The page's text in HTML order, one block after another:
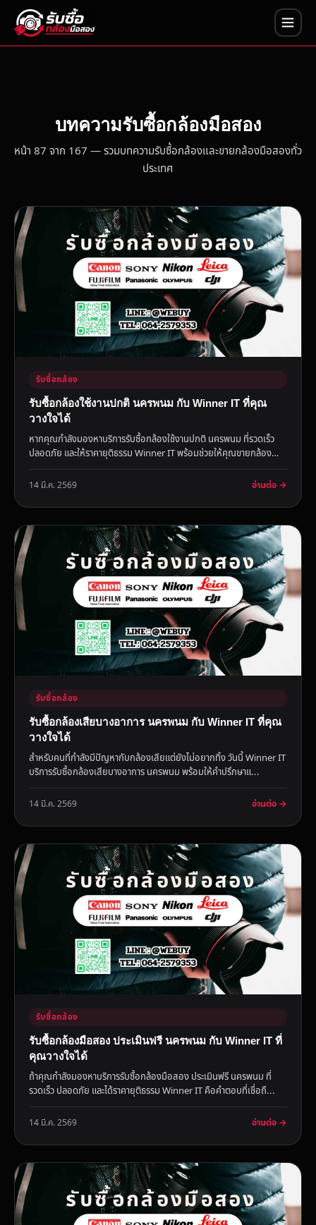
บทความรับซื้อกล้องมือสอง
หน้า 87 จาก 167 — รวมบทความรับซื้อกล้องและขายกล้องมือสองทั่ว
ประเทศ
รับซื้อกล้อง
รับซื้อกล้องใช้งานปกติ นครพนม กับ Winner IT ที่คุณ
วางใจได้
หากคุณกำลังมองหาบริการรับซื้อกล้องใช้งานปกติ นครพนม ที่รวดเร็ว
ปลอดภัย และให้ราคายุติธรรม Winner IT พร้อมช่วยให้คุณขายกล้อง
ได...
14 มี.ค. 2569 อ่านต่อ →
รับซื้อกล้อง
รับซื้อกล้องเสียบางอาการ นครพนม กับ Winner IT ที่คุณ
วางใจได้
สำหรับคนที่กำลังมีปัญหากับกล้องเสียแต่ยังไม่อยากทิ้ง วันนี้ Winner IT
บริการรับซื้อกล้องเสียบางอาการ นครพนม พร้อมให้คำปรึกษาแ...
14 มี.ค. 2569 อ่านต่อ →
รับซื้อกล้อง
รับซื้อกล้องมือสอง ประเมินฟรี นครพนม กับ Winner IT ที่
คุณวางใจได้
ถ้าคุณกำลังมองหาบริการรับซื้อกล้องมือสอง ประเมินฟรี นครพนม ที่
รวดเร็ว ปลอดภัย และได้ราคายุติธรรม Winner IT คือคำตอบที่เชื่อถื...
14 มี.ค. 2569 อ่านต่อ →